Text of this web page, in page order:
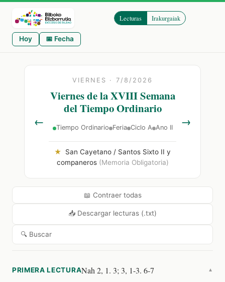
Lecturas Irakurgaiak
Hoy 📅 Fecha
← →
VIERNES · 7/8/2026
Viernes de la XVIII Semana
del Tiempo Ordinario
Tiempo Ordinario Feria Ciclo A Ano II
★
San Cayetano / Santos Sixto II y
companeros (Memoria Obligatoria)
📖 Contraer todas
📥 Descargar lecturas (.txt)
🔍 Buscar
PRIMERA LECTURANah 2, 1. 3; 3, 1-3. 6-7 ▼